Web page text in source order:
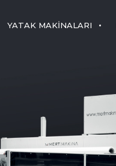
YATAK MAKINALARI